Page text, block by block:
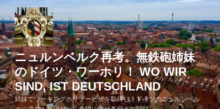
コ
ン
テ
ン
ツ
へ
ス
キ
ッ
ニュルンベルク再考。無鉄砲姉妹
のドイツ・ワーホリ！ WO WIR
SIND, IST DEUTSCHLAND
姉妹でワーキングホリデービザを取得し、ドイツのニュルンベル